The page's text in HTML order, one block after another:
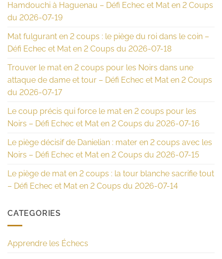
Hamdouchi à Haguenau – Défi Echec et Mat en 2 Coups
du 2026-07-19
Mat fulgurant en 2 coups : le piège du roi dans le coin –
Défi Echec et Mat en 2 Coups du 2026-07-18
Trouver le mat en 2 coups pour les Noirs dans une
attaque de dame et tour – Défi Echec et Mat en 2 Coups
du 2026-07-17
Le coup précis qui force le mat en 2 coups pour les
Noirs – Défi Echec et Mat en 2 Coups du 2026-07-16
Le piège décisif de Danielian : mater en 2 coups avec les
Noirs – Défi Echec et Mat en 2 Coups du 2026-07-15
Le piège de mat en 2 coups : la tour blanche sacrifie tout
– Défi Echec et Mat en 2 Coups du 2026-07-14
CATEGORIES
Apprendre les Échecs